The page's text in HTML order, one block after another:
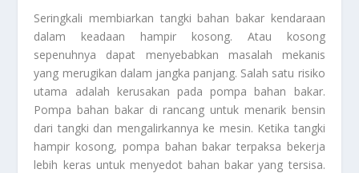
Seringkali membiarkan tangki bahan bakar kendaraan
dalam keadaan hampir kosong. Atau kosong
sepenuhnya dapat menyebabkan masalah mekanis
yang merugikan dalam jangka panjang. Salah satu risiko
utama adalah kerusakan pada pompa bahan bakar.
Pompa bahan bakar di rancang untuk menarik bensin
dari tangki dan mengalirkannya ke mesin. Ketika tangki
hampir kosong, pompa bahan bakar terpaksa bekerja
lebih keras untuk menyedot bahan bakar yang tersisa.